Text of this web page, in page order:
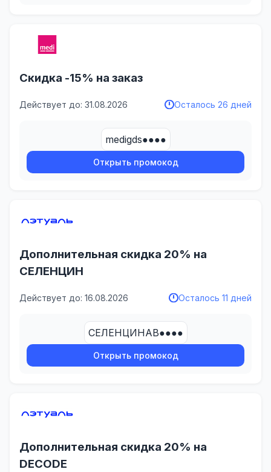
Скидка -15% на заказ
Действует до: 31.08.2026 Осталось 26 дней
medigds●●●●
Открыть промокод
Дополнительная скидка 20% на
СЕЛЕНЦИН
Действует до: 16.08.2026 Осталось 11 дней
СЕЛЕНЦИНАВ●●●●
Открыть промокод
Дополнительная скидка 20% на
DECODE